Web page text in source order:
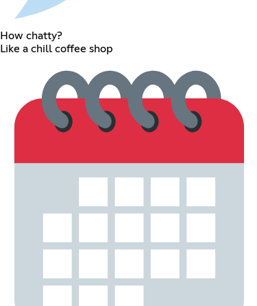
How chatty?
Like a chill coffee shop